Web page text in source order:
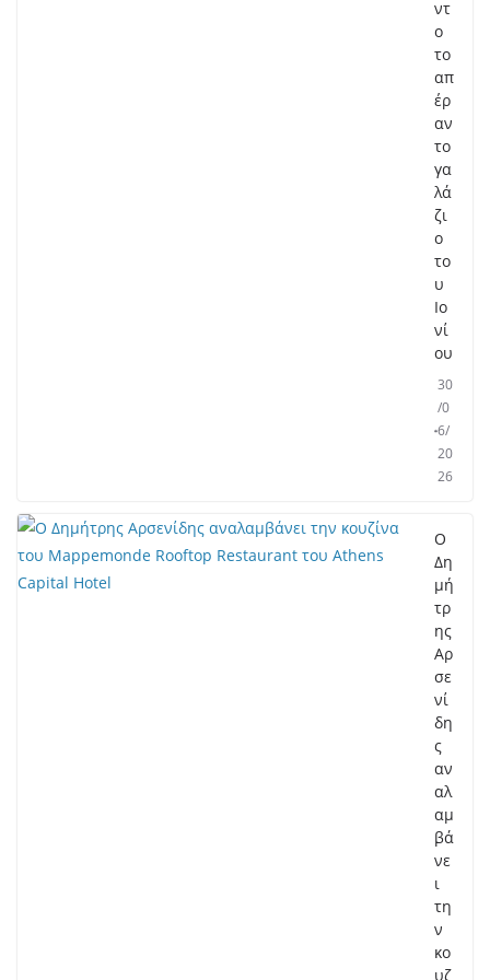
ντ
ο
το
απ
έρ
αν
το
γα
λά
ζι
ο
το
υ
Ιο
νί
ου
30
/0
6/
20
26
Ο
Δη
μή
τρ
ης
Αρ
σε
νί
δη
ς
αν
αλ
αμ
βά
νε
ι
τη
ν
κο
υζ